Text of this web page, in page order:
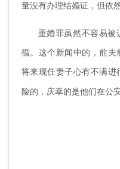
量没有办理结婚证，但依
重婚罪虽然不容易被
循。这个新闻中的，前夫
将来现任妻子心有不满
险的，庆幸的是他们在公